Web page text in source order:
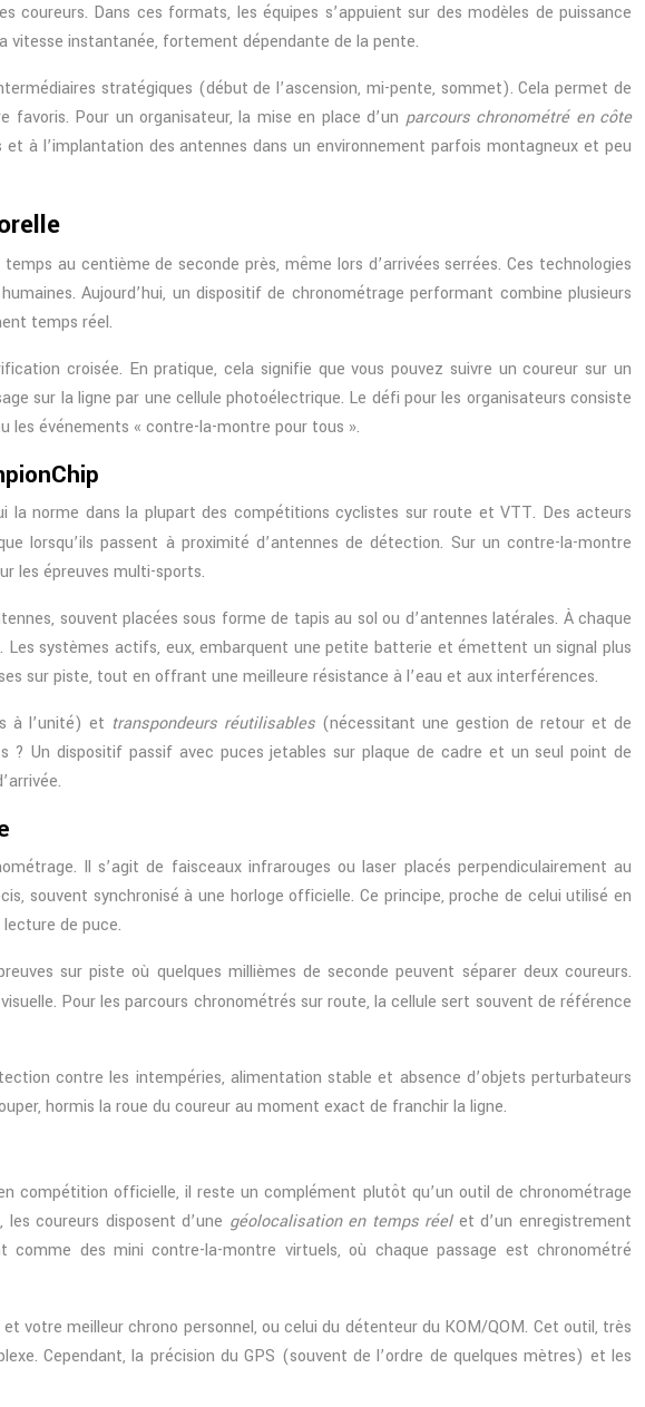
coureurs. Dans ces formats, les équipes s’appuient sur des modèles de puissance
vitesse instantanée, fortement dépendante de la pente.
stratégiques (début de l’ascension, mi-pente, sommet). Cela permet de
Pour un organisateur, la mise en place d’un parcours chronométré en côte
à l’implantation des antennes dans un environnement parfois montagneux et peu
au centième de seconde près, même lors d’arrivées serrées. Ces technologies
Aujourd’hui, un dispositif de chronométrage performant combine plusieurs
temps réel.
croisée. En pratique, cela signifie que vous pouvez suivre un coureur sur un
sur la ligne par une cellule photoélectrique. Le défi pour les organisateurs consiste
les événements « contre-la-montre pour tous ».
la norme dans la plupart des compétitions cyclistes sur route et VTT. Des acteurs
passent à proximité d’antennes de détection. Sur un contre-la-montre
les épreuves multi-sports.
souvent placées sous forme de tapis au sol ou d’antennes latérales. À chaque
Les systèmes actifs, eux, embarquent une petite batterie et émettent un signal plus
sur piste, tout en offrant une meilleure résistance à l’eau et aux interférences.
à l’unité) et transpondeurs réutilisables(nécessitant une gestion de retour et de
Un dispositif passif avec puces jetables sur plaque de cadre et un seul point de
Il s’agit de faisceaux infrarouges ou laser placés perpendiculairement au
souvent synchronisé à une horloge officielle. Ce principe, proche de celui utilisé en
de puce.
sur piste où quelques millièmes de seconde peuvent séparer deux coureurs.
Pour les parcours chronométrés sur route, la cellule sert souvent de référence
contre les intempéries, alimentation stable et absence d’objets perturbateurs
hormis la roue du coureur au moment exact de franchir la ligne.
compétition officielle, il reste un complément plutôt qu’un outil de chronométrage
coureurs disposent d’une géolocalisation en temps réelet d’un enregistrement
des mini contre-la-montre virtuels, où chaque passage est chronométré
votre meilleur chrono personnel, ou celui du détenteur du KOM/QOM. Cet outil, très
Cependant, la précision du GPS (souvent de l’ordre de quelques mètres) et les